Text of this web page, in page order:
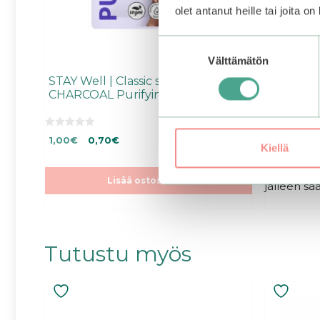
olet antanut heille tai joita
Välttämätön
Kiellä
STAY Well | Classic sheet mask –
CHARCOAL Purifying
t
Alkuperäinen
oli:
1,00€Nykyinen
on:
1,00€.
0,70€
Lisää ostoskoriin
Sheet
5
:
t
Varasto
niin saat
jälleen
Tutustu myös